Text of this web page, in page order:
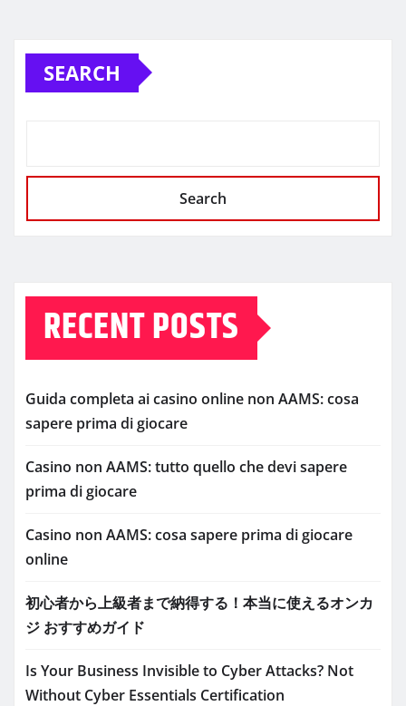
SEARCH
Search
RECENT POSTS
Guida completa ai casino online non AAMS: cosa
sapere prima di giocare
Casino non AAMS: tutto quello che devi sapere
prima di giocare
Casino non AAMS: cosa sapere prima di giocare
online
初心者から上級者まで納得する！本当に使えるオンカ
ジ おすすめガイド
Is Your Business Invisible to Cyber Attacks? Not
Without Cyber Essentials Certification